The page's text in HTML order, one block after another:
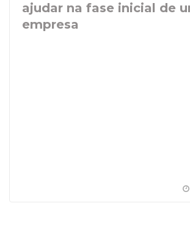
ajudar na fase inicial de
empresa